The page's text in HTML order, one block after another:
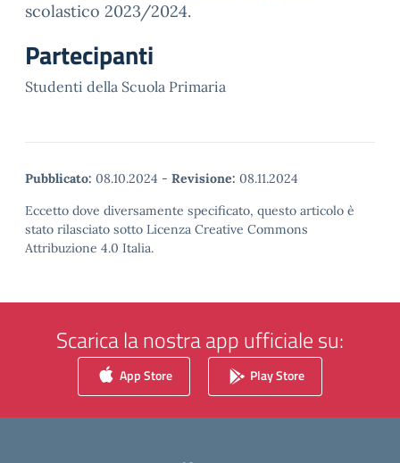
scolastico 2023/2024.
Partecipanti
Studenti della Scuola Primaria
Pubblicato: 08.10.2024 - Revisione: 08.11.2024
Eccetto dove diversamente specificato, questo articolo è
stato rilasciato sotto Licenza Creative Commons
Attribuzione 4.0 Italia.
Scarica la nostra app ufficiale su:
App Store Play Store